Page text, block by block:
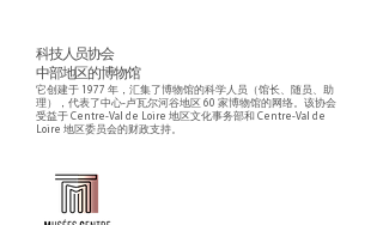
科技人员协会
中部地区的博物馆
它创建于 1977 年，汇集了博物馆的科学人员（馆长、随员、助
理），代表了中心-卢瓦尔河谷地区 60 家博物馆的网络。该协会
受益于 Centre-Val de Loire 地区文化事务部和 Centre-Val de
Loire 地区委员会的财政支持。